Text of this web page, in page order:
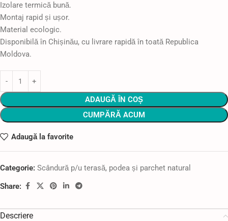
Izolare termică bună.
Montaj rapid și ușor.
Material ecologic.
Disponibilă în Chișinău, cu livrare rapidă în toată Republica
Moldova.
ADAUGĂ ÎN COȘ
CUMPĂRĂ ACUM
Adaugă la favorite
Categorie: Scândură p/u terasă, podea și parchet natural
Share:
Descriere